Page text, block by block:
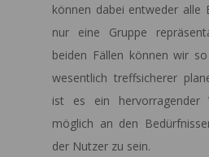
können dabei entweder alle
nur eine Gruppe
beiden Fällen können wir
wesentlich treffsicherer
ist es ein
möglich an den
der Nutzer zu sein.